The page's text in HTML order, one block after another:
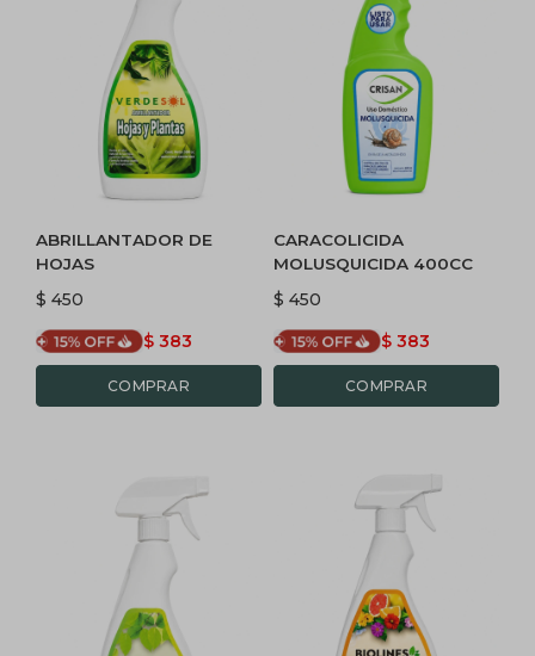
ABRILLANTADOR DE
HOJAS
$ 450
$ 383
CARACOLICIDA
MOLUSQUICIDA 400CC
$ 450
$ 383